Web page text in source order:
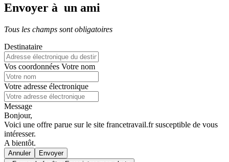
Envoyer à un ami
Tous les champs sont obligatoires
Destinataire
Vos coordonnées Votre nom
Votre adresse électronique
Message
Bonjour,
Voici une offre parue sur le site francetravail.fr susceptible de vous
intéresser.
A bientôt.
Annuler